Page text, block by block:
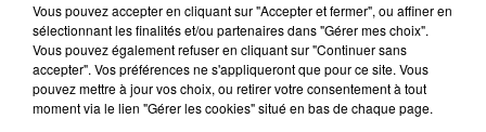
28 juin 2026
LES PRONOSTICS HIPPIQUES POUR CE DIMANCHE 28 JUIN
Vous pouvez accepter en cliquant sur "Accepter et fermer", ou affiner en
sélectionnant les finalités et/ou partenaires dans "Gérer mes choix".
Vous pouvez également refuser en cliquant sur "Continuer sans
accepter". Vos préférences ne s'appliqueront que pour ce site. Vous
pouvez mettre à jour vos choix, ou retirer votre consentement à tout
moment via le lien "Gérer les cookies" situé en bas de chaque page.